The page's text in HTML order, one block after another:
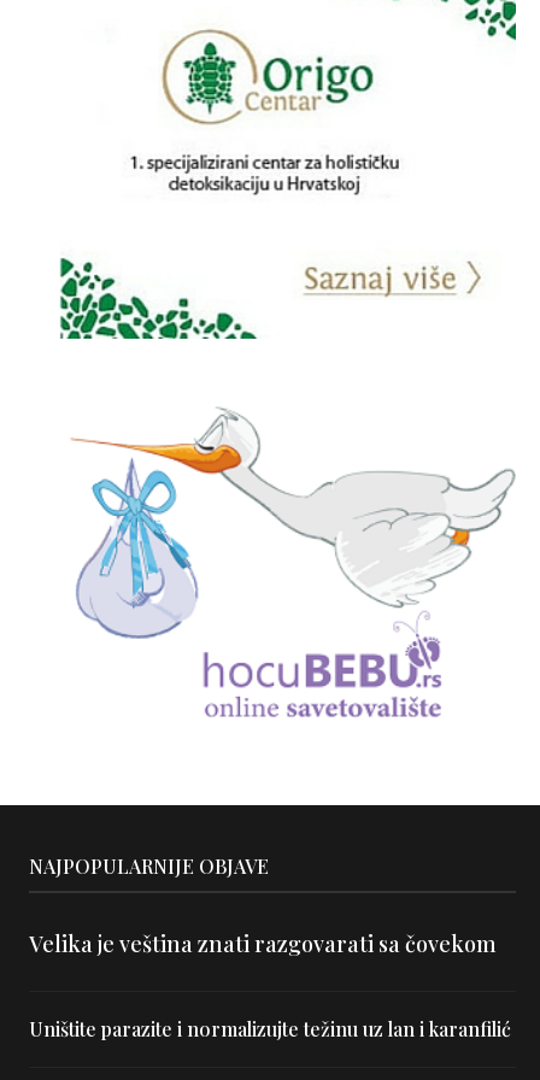
NAJPOPULARNIJE OBJAVE
Velika je veština znati razgovarati sa čovekom
Uništite parazite i normalizujte težinu uz lan i karanfilić